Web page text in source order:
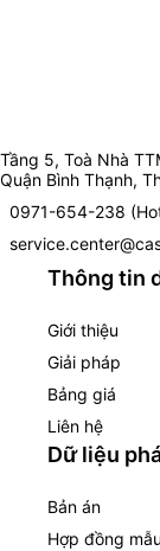
Tầng 5, Toà Nhà
Quận Bình Thạnh,
0971-654-238
Thông tin
Giới thiệu
Giải pháp
Bảng giá
Liên hệ
Dữ liệu
Bản án
Hợp đồng mẫu